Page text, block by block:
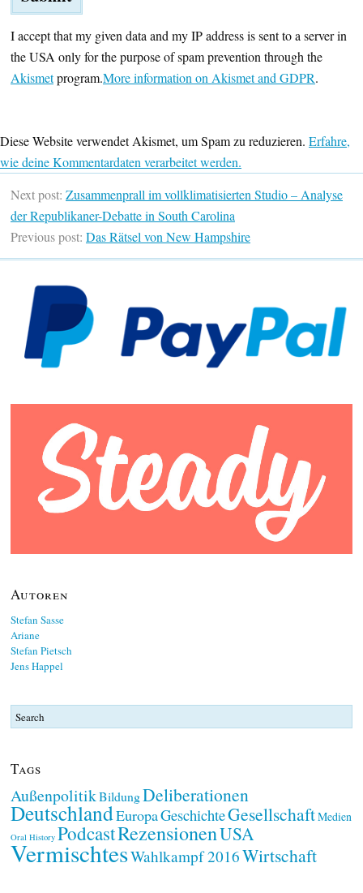
I accept that my given data and my IP address is sent to a server in
the USA only for the purpose of spam prevention through the
Akismetprogram.More information on Akismet and GDPR.
Diese Website verwendet Akismet, um Spam zu reduzieren. Erfahre,
wie deine Kommentardaten verarbeitet werden.
Next post: Zusammenprall im vollklimatisierten Studio – Analyse
der Republikaner-Debatte in South Carolina
Previous post: Das Rätsel von New Hampshire
Autoren
Stefan Sasse
Ariane
Stefan Pietsch
Jens Happel
Tags
AußenpolitikBildungDeliberationen
DeutschlandEuropaGeschichteGesellschaftMedien
Oral History PodcastRezensionenUSA
VermischtesWahlkampf 2016Wirtschaft